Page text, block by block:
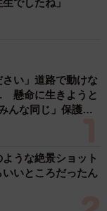
でしたね」
さい」道路で動けな
懸命に生きようと
んな同じ」保護団
ような絶景ショット
いところだったん